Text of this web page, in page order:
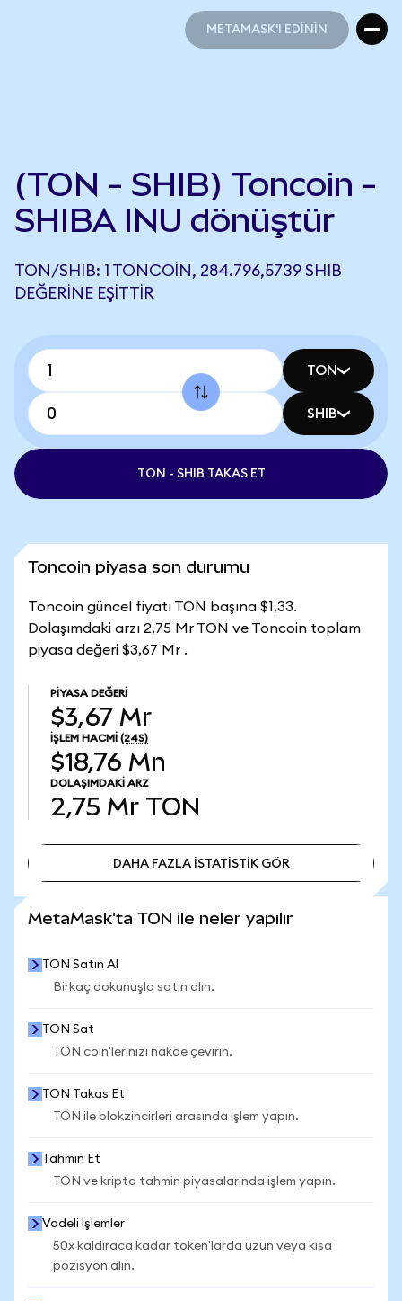
METAMASK'I EDİNİN
(TON - SHIB) Toncoin -
SHIBA INU dönüştür
TON/SHIB: 1 TONCOIN, 284.796,5739 SHIB
DEĞERINE EŞITTIR
TON
SHIB
TON - SHIB TAKAS ET
Toncoin piyasa son durumu
Toncoin güncel fiyatı TON başına $1,33.
Dolaşımdaki arzı 2,75 Mr TON ve Toncoin toplam
piyasa değeri $3,67 Mr .
PIYASA DEĞERI
$3,67 Mr
İŞLEM HACMI (24S)
$18,76 Mn
DOLAŞIMDAKI ARZ
2,75 Mr TON
DAHA FAZLA İSTATİSTİK GÖR
MetaMask'ta TON ile neler yapılır
TON Satın Al
Birkaç dokunuşla satın alın.
TON Sat
TON coin'lerinizi nakde çevirin.
TON Takas Et
TON ile blokzincirleri arasında işlem yapın.
Tahmin Et
TON ve kripto tahmin piyasalarında işlem yapın.
Vadeli İşlemler
50x kaldıraca kadar token'larda uzun veya kısa
pozisyon alın.